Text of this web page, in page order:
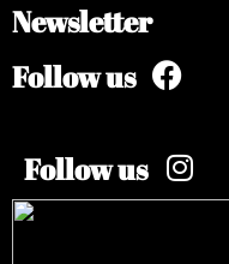
Newsletter
Follow us
Follow us